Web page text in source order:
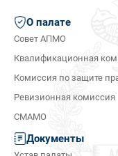
О палате
Совет АПМО
Квалификационная
Комиссия по защите
Ревизионная комиссия
СМАМО
Документы